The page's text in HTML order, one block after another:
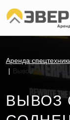
Аренда
Вывоз снега в
ВЫВОЗ